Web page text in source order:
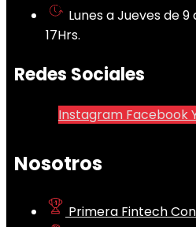
Lunes a Jueves de 9
17Hrs.
Redes Sociales
Instagram Facebook
Nosotros
Primera Fintech